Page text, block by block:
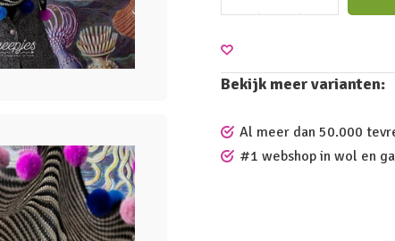
Bekijk meer varianten:
Al meer dan 50.000
#1 webshop in wol en